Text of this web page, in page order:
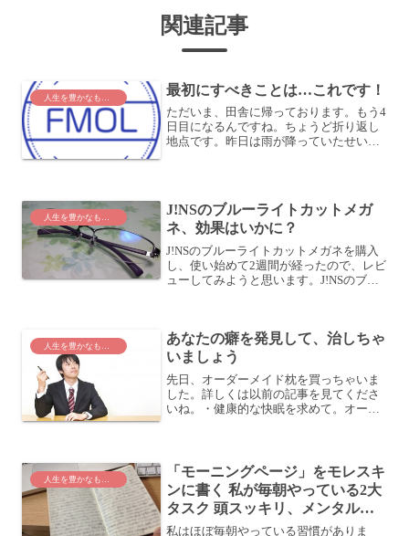
関連記事
最初にすべきことは…これです！
ただいま、田舎に帰っております。もう4
日目になるんですね。ちょうど折り返し
地点です。昨日は雨が降っていたせいも
で、かなり理想...
人生を豊かなものに
J!NSのブルーライトカットメガ
ネ、効果はいかに？
J!NSのブルーライトカットメガネを購入
し、使い始めて2週間が経ったので、レビ
ューしてみようと思います。J!NSのブル
いるブルーライ...
人生を豊かなものに
あなたの癖を発見して、治しちゃ
いましょう
先日、オーダーメイド枕を買っちゃいま
した。詳しくは以前の記事を見てくださ
いね。・健康的な快眠を求めて。オーダ
せんね (^^;それど...
人生を豊かなものに
「モーニングページ」をモレスキ
ンに書く 私が毎朝やっている2大
タスク 頭スッキリ、メンタルヘ
ルスにも最適で、続けるほどに効
私はほぼ毎朝やっている習慣がありま